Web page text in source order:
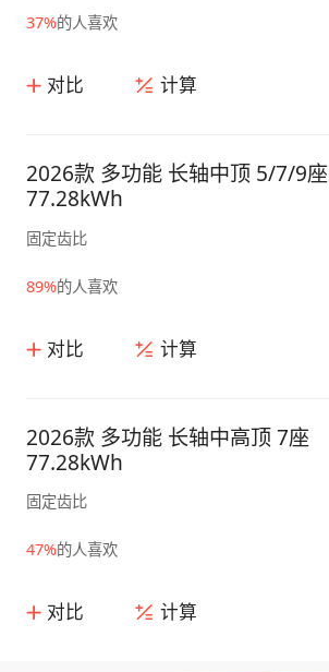
37%的人喜欢
对比 计算
2026款 多功能 长轴中顶 5/7/9座
77.28kWh
固定齿比
89%的人喜欢
对比 计算
2026款 多功能 长轴中高顶 7座
77.28kWh
固定齿比
47%的人喜欢
对比 计算